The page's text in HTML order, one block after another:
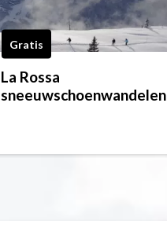
Gratis
La Rossa
sneeuwschoenwandelen